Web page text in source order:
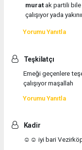
muratak partili bile
çalışıyor yada
Yorumu Yanıtla
Teşkilatçı
Emeği geçenlere
çalışıyor maşallah
Yorumu Yanıtla
Kadir
☺️☺️ iyi bari